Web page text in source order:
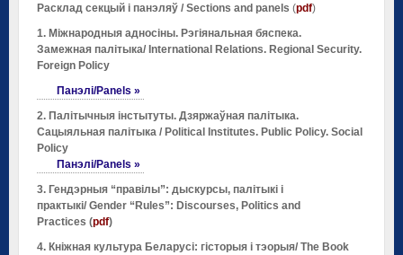
Расклад секцый і панэляў / Sections and panels (pdf)
1. Міжнародныя адносіны. Рэгіянальная бяспека.
Замежная палітыка/ International Relations. Regional Security.
Foreign Policy
Панэлі/Panels »
2. Палітычныя інстытуты. Дзяржаўная палітыка.
Сацыяльная палітыка / Political Institutes. Public Policy. Social
Policy
Панэлі/Panels »
3. Гендэрныя “правілы”: дыскурсы, палітыкі і
практыкі/ Gender “Rules”: Discourses, Politics and
Practices (pdf)
4. Кніжная культура Беларусі: гісторыя і тэорыя/ The Book